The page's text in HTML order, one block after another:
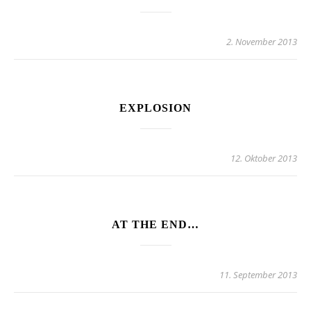
2. November 2013
EXPLOSION
12. Oktober 2013
AT THE END…
11. September 2013